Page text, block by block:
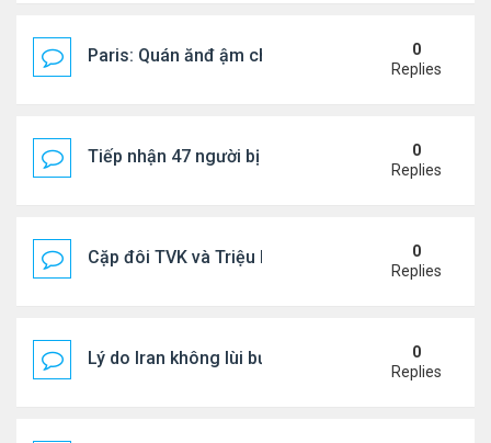
Paris: Quán ănđ ậm chất Việt đông kín khách chờ
0
Replies
Tiếp nhận 47 người bị Mỹ trục xuất, Công an
0
Replies
Cặp đôi TVK và Triệu Mẫn được yêu thích nhất
0
Replies
Lý do Iran không lùi bước trước lời đe dọa của
0
Replies